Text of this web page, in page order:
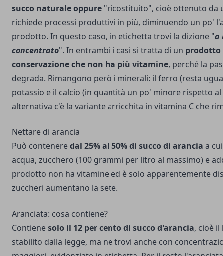
succo naturale oppure "ricostituito", cioè ottenuto da
richiede processi produttivi in più, diminuendo un po'
prodotto. In questo caso, in etichetta trovi la dizione "a
concentrato". In entrambi i casi si tratta di un prodotto
conservazione che non ha più vitamine, perché la
degrada. Rimangono però i minerali: il ferro (resta
potassio e il calcio (in quantità un po' minore rispetto al
alternativa c'è la variante arricchita in vitamina C che
Nettare di arancia
Può conteneredal 25% al 50% di succo di arancia a
acqua, zucchero (100 grammi per litro al massimo) e
prodotto non ha vitamine ed è solo apparentemente
zuccheri aumentano la sete.
Aranciata: cosa contiene?
Contienesolo il 12 per cento di succo d'arancia, cioè
stabilito dalla legge, ma ne trovi anche con